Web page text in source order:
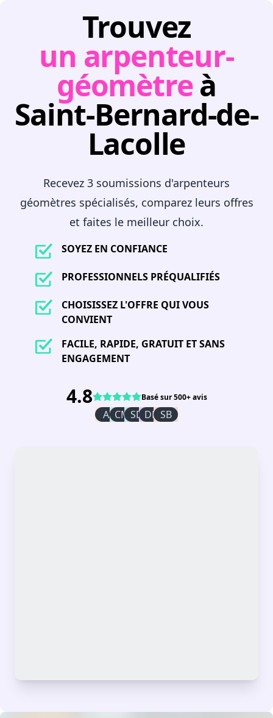
Trouvez
un arpenteur-
géomètreà
Saint-Bernard-de-
Lacolle
Recevez 3 soumissions d'arpenteurs
géomètres spécialisés, comparez leurs offres
et faites le meilleur choix.
SOYEZ EN CONFIANCE
PROFESSIONNELS PRÉQUALIFIÉS
CHOISISSEZ L'OFFRE QUI VOUS
CONVIENT
FACILE, RAPIDE, GRATUIT ET SANS
ENGAGEMENT
4.8 Basé sur 500+ avis
AI CM SD DR SB